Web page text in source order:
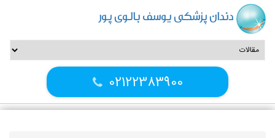
دندان پزشکی یوسف بالوی پور
02122383900